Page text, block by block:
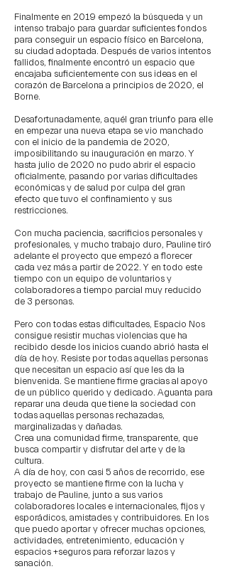
Finalmente en 2019 empezó la búsqueda y un
intenso trabajo para guardar suficientes fondos
para conseguir un espacio físico en Barcelona,
su ciudad adoptada. Después de varios intentos
fallidos, finalmente encontró un espacio que
encajaba suficientemente con sus ideas en el
corazón de Barcelona a principios de 2020, el
Borne.
Desafortunadamente, aquél gran triunfo para elle
en empezar una nueva etapa se vio manchado
con el inicio de la pandemia de 2020,
imposibilitando su inauguración en marzo. Y
hasta julio de 2020 no pudo abrir el espacio
oficialmente, pasando por varias dificultades
económicas y de salud por culpa del gran
efecto que tuvo el confinamiento y sus
restricciones.
Con mucha paciencia, sacrificios personales y
profesionales, y mucho trabajo duro, Pauline tiró
adelante el proyecto que empezó a florecer
cada vez más a partir de 2022. Y en todo este
tiempo con un equipo de voluntarios y
colaboradores a tiempo parcial muy reducido
de 3 personas.
Pero con todas estas dificultades, Espacio Nos
consigue resistir muchas violencias que ha
recibido desde los inicios cuando abrió hasta el
día de hoy. Resiste por todas aquellas personas
que necesitan un espacio así que les da la
bienvenida. Se mantiene firme gracias al apoyo
de un público querido y dedicado. Aguanta para
reparar una deuda que tiene la sociedad con
todas aquellas personas rechazadas,
marginalizadas y dañadas.
Crea una comunidad firme, transparente, que
busca compartir y disfrutar del arte y de la
cultura.
A día de hoy, con casi 5 años de recorrido, ese
proyecto se mantiene firme con la lucha y
trabajo de Pauline, junto a sus varios
colaboradores locales e internacionales, fijos y
esporádicos, amistades y contribuidores. En los
que puedo aportar y ofrecer muchas opciones,
actividades, entretenimiento, educación y
espacios +seguros para reforzar lazos y
sanación.